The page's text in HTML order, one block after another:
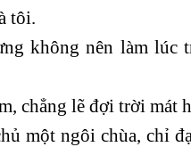
tôi.
không nên làm lúc
chẳng lẽ đợi trời mát
một ngôi chùa, chỉ